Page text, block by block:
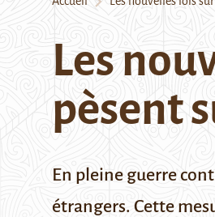
Les
pèsent
En pleine guerre
étrangers. Cette